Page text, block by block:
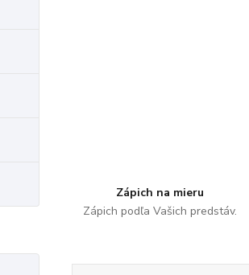
Zápich na mieru
Zápich podľa Vašich predstáv.